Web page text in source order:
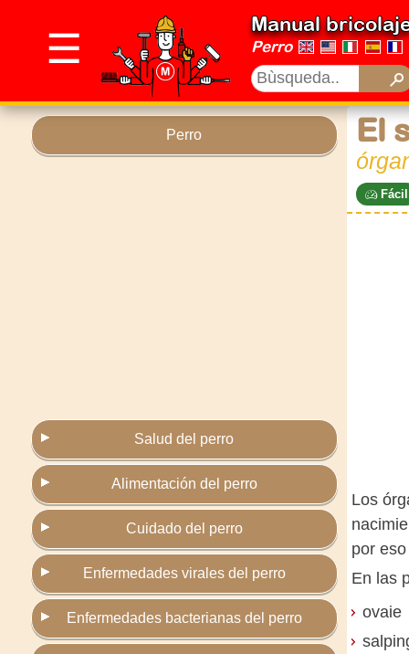
☰
Manual
Perro
Perro
Salud del perro
Alimentación del perro
Cuidado del perro
Enfermedades virales del perro
Enfermedades bacterianas del perro
El
Fácil
Los
por
En las
ovaie